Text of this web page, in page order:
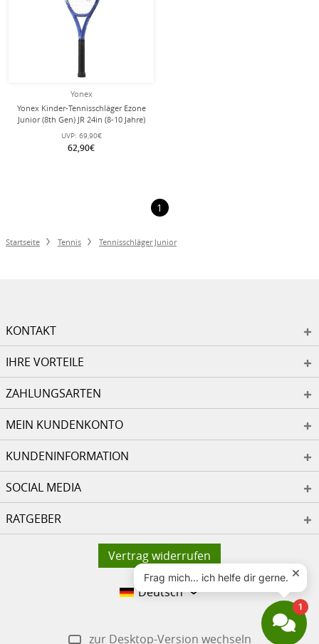
Yonex
Yonex Kinder-Tennisschläger Ezone
Junior (8th Gen) JR 24in (8-10 Jahre)
2025 blau - besaitet -
UVP: 69,90€
62,90€
1
Startseite Tennis Tennisschläger Junior
KONTAKT
IHRE VORTEILE
ZAHLUNGSARTEN
MEIN KUNDENKONTO
KUNDENINFORMATION
SOCIAL MEDIA
RATGEBER
Vertrag widerrufen
Deutsch
zur Desktop-Version wechseln